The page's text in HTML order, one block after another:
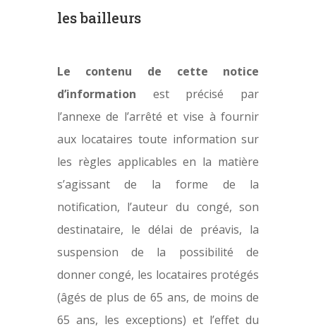
les bailleurs
Le contenu de cette notice
d’information est précisé par
l’annexe de l’arrêté et vise à fournir
aux locataires toute information sur
les règles applicables en la matière
s’agissant de la forme de la
notification, l’auteur du congé, son
destinataire, le délai de préavis, la
suspension de la possibilité de
donner congé, les locataires protégés
(âgés de plus de 65 ans, de moins de
65 ans, les exceptions) et l’effet du